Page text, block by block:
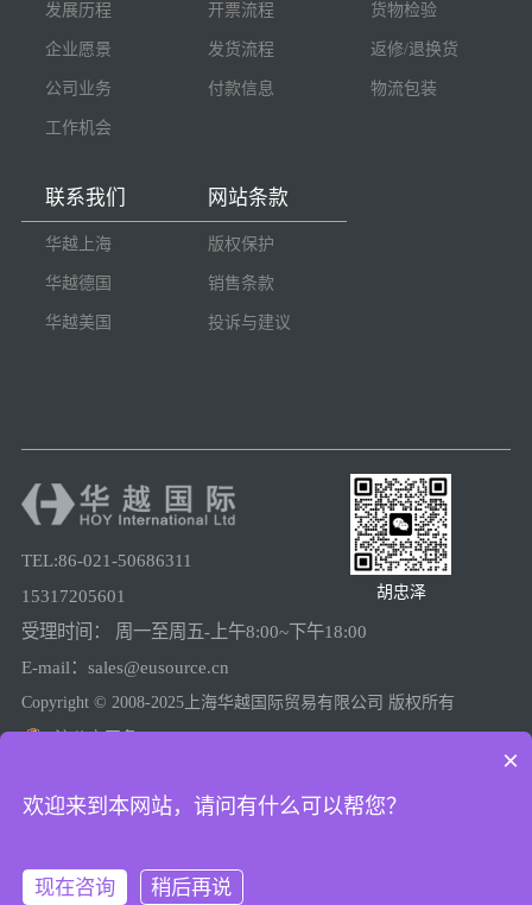
发展历程
企业愿景
公司业务
工作机会
开票流程
发货流程
付款信息
货物检验
返修/退换货
物流包装
联系我们
华越上海
华越德国
华越美国
网站条款
版权保护
销售条款
投诉与建议
TEL:86-021-50686311
15317205601
受理时间： 周一至周五-上午8:00~下午18:00
E-mail：sales@eusource.cn
胡忠泽
Copyright © 2008-2025上海华越国际贸易有限公司 版权所有
上海工商
×
欢迎来到本网站，请问有什么可以帮您？
现在咨询
稍后再说